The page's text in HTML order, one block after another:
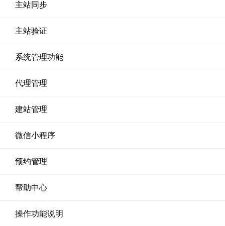
主站同步
主站验证
系统管理功能
代理管理
建站管理
微信小程序
预约管理
帮助中心
操作功能说明